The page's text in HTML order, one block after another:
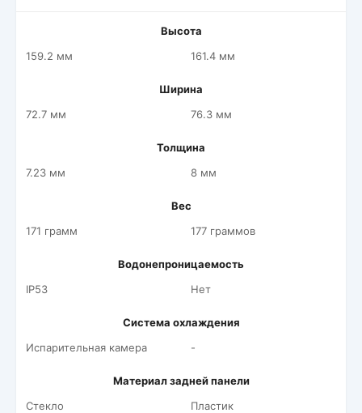
Высота
159.2 мм
161.4 мм
Ширина
72.7 мм
76.3 мм
Толщина
7.23 мм
8 мм
Вес
171 грамм
177 граммов
Водонепроницаемость
IP53
Нет
Система охлаждения
Испарительная камера
-
Материал задней панели
Стекло
Пластик